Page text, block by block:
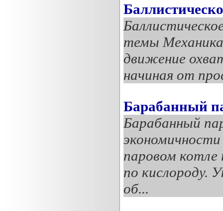
темы Механика
движение
начиная от
Барабанный
Барабанный
паровом котле
по кислороду.
об...